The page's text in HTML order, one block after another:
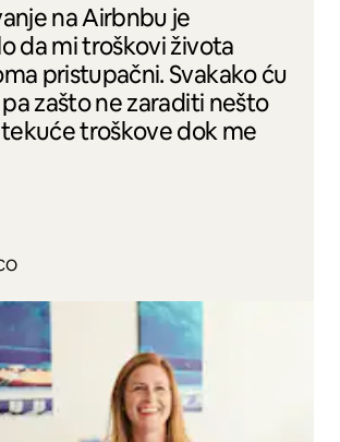
na Airbnbu je
da mi troškovi života
pristupačni. Svakako ću
zašto ne zaraditi nešto
troškove dok me